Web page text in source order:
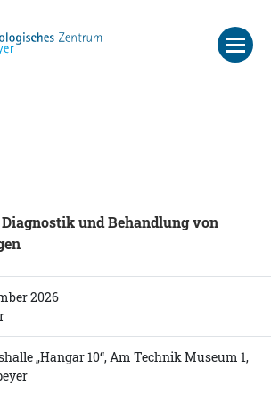
und Behandlung von
2026
„Hangar 10“, Am Technik Museum 1,